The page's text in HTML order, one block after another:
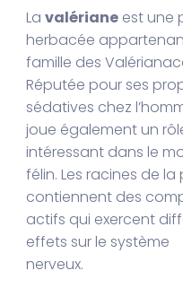
Lavalériane est une
herbacée
famille des
Réputée pour ses
sédatives chez
joue également un
intéressant dans le
félin. Les racines de la
contiennent des
actifs qui exercent
effets sur le système
nerveux.